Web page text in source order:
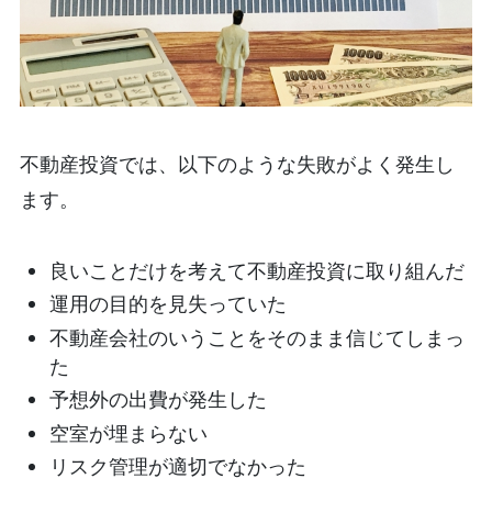
不動産投資では、以下のような失敗がよく発生し
ます。
良いことだけを考えて不動産投資に取り組んだ
運用の目的を見失っていた
不動産会社のいうことをそのまま信じてしまっ
た
予想外の出費が発生した
空室が埋まらない
リスク管理が適切でなかった